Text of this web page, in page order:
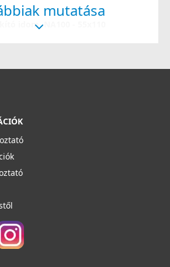
idom, NA100 - 55x110
idom 90°, NA100 - 55x110
1 190 Ft
mutatása